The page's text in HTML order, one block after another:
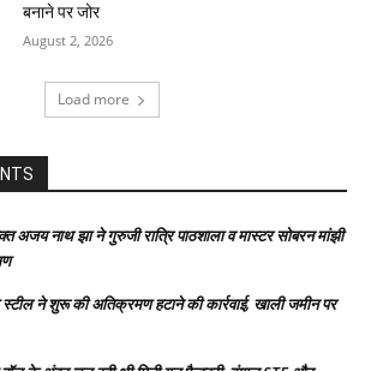
बनाने पर जोर
August 2, 2026
Load more
अजय नाथ झा ने गुरुजी रात्रि पाठशाला व मास्टर सोबरन मांझी
स्टील ने शुरू की अतिक्रमण हटाने की कार्रवाई, खाली जमीन पर